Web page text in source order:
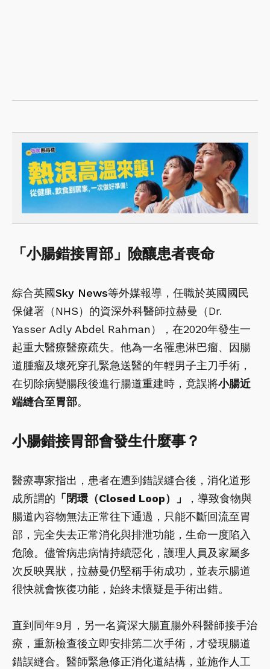
「小腸錯接胃部」險釀患者喪命
綜合英國Sky News等外媒報導，任職於英國國民
保健署（NHS）的資深外科醫師拉赫曼（Dr.
Yasser Adly Abdel Rahman），在2020年發生一
起重大醫療醫療疏失。他為一名罹患淋巴瘤、因腸
道腫瘤及壞死穿孔緊急送醫的年輕男子主刀手術，
在切除病變腸段後進行腸道重建時，竟誤將小腸近
端縫合至胃部。
小腸錯接胃部會發生什麼事？
醫療專家指出，患者在遭到錯誤縫合後，消化道形
成所謂的 「閉環（Closed Loop）」
，導致食物與
腸道內容物無法正常往下通過，只能不斷回流至胃
部，完全失去正常消化與排泄功能，生命一度陷入
危險。儘管病患病情持續惡化，護理人員及家屬多
次反映異狀，拉赫曼仍堅稱手術成功，並表示腸道
很快就會恢復功能，始終未懷疑是手術出錯。
直到同年9月，另一名資深大腸直腸外科醫師接手治
療，重新檢查後立即安排第二次手術，才發現腸道
錯誤縫合。醫師緊急修正消化道結構，並施作人工